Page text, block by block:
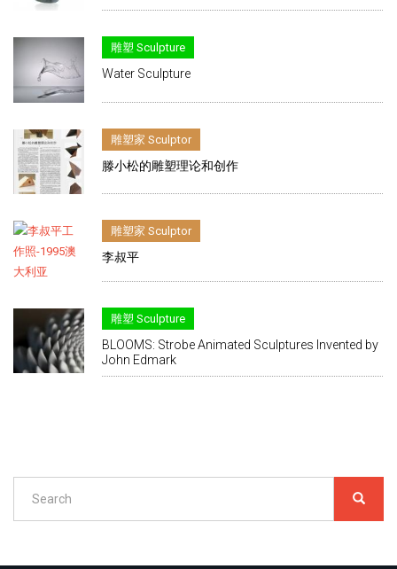
雕塑 Sculpture
Water Sculpture
雕塑家 Sculptor
滕小松的雕塑理论和创作
雕塑家 Sculptor
李叔平
雕塑 Sculpture
BLOOMS: Strobe Animated Sculptures Invented by
John Edmark